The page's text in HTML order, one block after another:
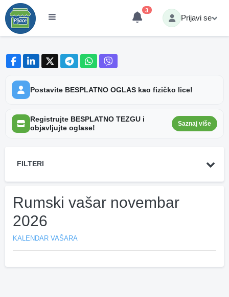
3
Prijavi se
Postavite BESPLATNO OGLAS kao fizičko lice!
Registrujte BESPLATNO TEZGU i
objavljujte oglase!
Saznaj više
FILTERI
Rumski vašar novembar
2026
KALENDAR VAŠARA